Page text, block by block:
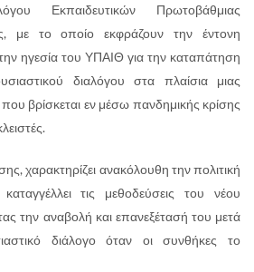
Εκπαιδευτικών Πρωτοβάθμιας
με το οποίο εκφράζουν την έντονη
ηγεσία του ΥΠΑΙΘ για την καταπάτηση
διαλόγου στα πλαίσια μιας
που βρίσκεται εν μέσω πανδημικής κρίσης
χαρακτηρίζει ανακόλουθη την πολιτική
τις μεθοδεύσεις του νέου
την αναβολή και επανεξέτασή του μετά
διάλογο όταν οι συνθήκες το